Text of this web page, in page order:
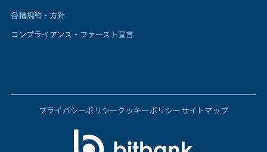
各種規約・方針
コンプライアンス・ファースト宣言
プライバシーポリシークッキーポリシーサイトマップ